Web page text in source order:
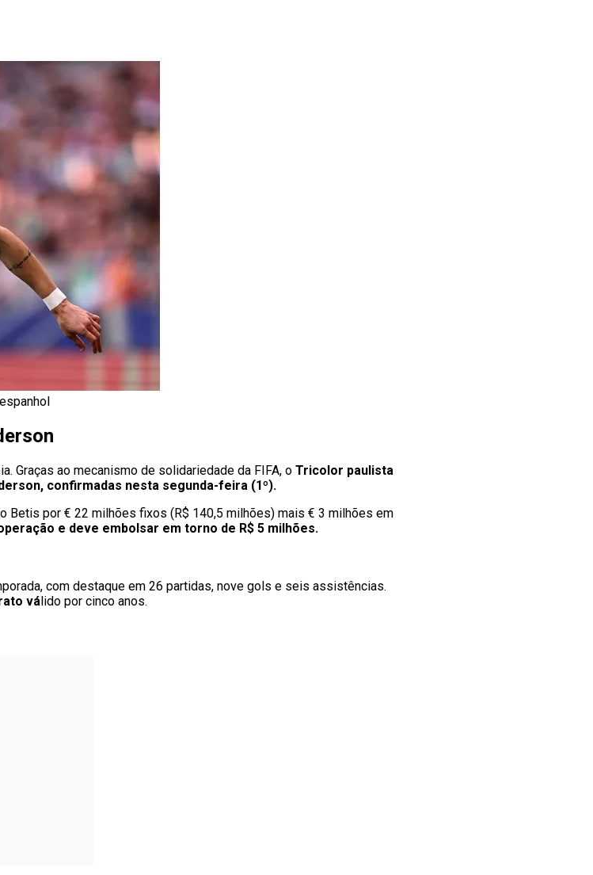
Graças ao mecanismo de solidariedade da FIFA, o Tricolor paulista
confirmadas nesta segunda-feira (1º).
Betis por € 22 milhões fixos (R$ 140,5 milhões) mais € 3 milhões em
e deve embolsar em torno de R$ 5 milhões.
com destaque em 26 partidas, nove gols e seis assistências.
vá lido por cinco anos.